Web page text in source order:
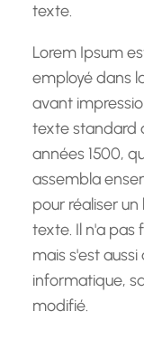
texte.
Lorem Ipsum
employé dans
avant
texte standard
années 1500,
assembla
pour réaliser
texte. Il n'a pas
mais s'est
informatique,
modifié.